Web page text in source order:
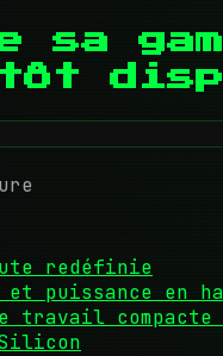
sa
redéfinie
puissance en
compacte